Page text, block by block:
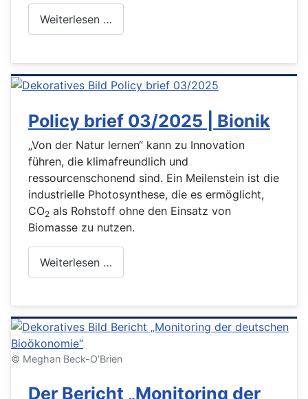
Weiterlesen …
Policy brief 03/2025 | Bionik
„Von der Natur lernen“ kann zu Innovation
führen, die klimafreundlich und
ressourcenschonend sind. Ein Meilenstein ist die
industrielle Photosynthese, die es ermöglicht,
CO2 als Rohstoff ohne den Einsatz von
Biomasse zu nutzen.
Weiterlesen …
© Meghan Beck-O’Brien
Der Bericht „Monitoring der